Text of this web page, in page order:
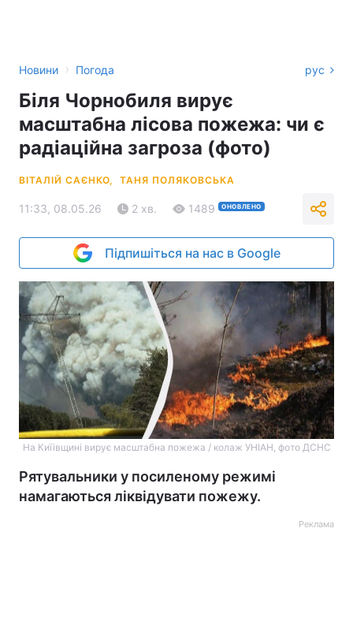
Новини › Погода рус
Біля Чорнобиля вирує
масштабна лісова пожежа: чи є
радіаційна загроза (фото)
ВІТАЛІЙ САЄНКО, ТАНЯ ПОЛЯКОВСЬКА
11:33, 08.05.26 2 хв. 1489 ОНОВЛЕНО
Підпишіться на нас в Google
На Киїівщині вирує масштабна пожежа / колаж УНІАН, фото ДСНС
Рятувальники у посиленому режимі
намагаються ліквідувати пожежу.
Реклама